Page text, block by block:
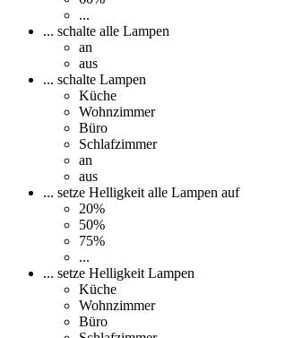
...
... schalte alle Lampen
an
aus
... schalte Lampen
Küche
Wohnzimmer
Büro
Schlafzimmer
an
aus
... setze Helligkeit alle Lampen auf
20%
50%
75%
...
... setze Helligkeit Lampen
Küche
Wohnzimmer
Büro